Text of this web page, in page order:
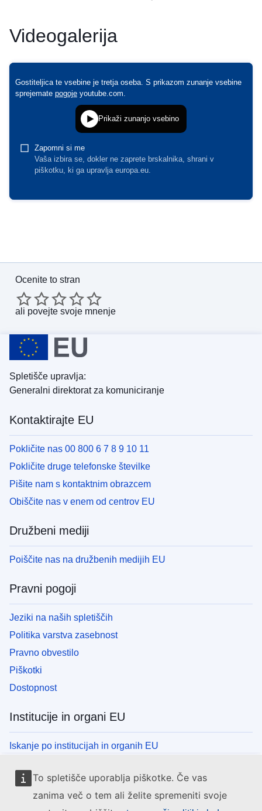
To spletišče uporablja piškotke. Če vas
zanima več o tem ali želite spremeniti svoje
Videogalerija
Ocenite to stran
ali povejte svoje mnenje
Spletišče upravlja:
Generalni direktorat za komuniciranje
Kontaktirajte EU
Pokličite nas 00 800 6 7 8 9 10 11
Pokličite druge telefonske številke
Pišite nam s kontaktnim obrazcem
Obiščite nas v enem od centrov EU
Družbeni mediji
Poiščite nas na družbenih medijih EU
Pravni pogoji
Jeziki na naših spletiščih
Politika varstva zasebnost
Pravno obvestilo
Piškotki
Dostopnost
Institucije in organi EU
Iskanje po institucijah in organih EU